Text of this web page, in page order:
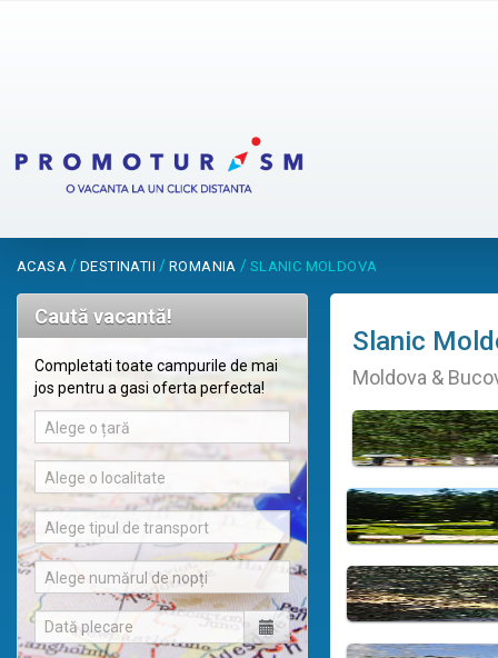
ACASA / DESTINATII / ROMANIA / SLANIC MOLDOVA
Caută vacantă!
Completati toate campurile de mai
jos pentru a gasi oferta perfecta!
Alege o țară
Alege o localitate
Alege tipul de transport
Alege numărul de nopți
Slanic
Moldova &